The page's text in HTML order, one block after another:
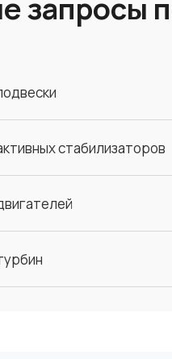
запросы
стабилизаторов